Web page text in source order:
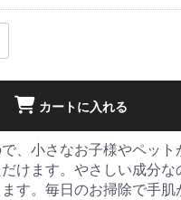
カートに入れる
、小さなお子様やペット
けます。やさしい成分な
す。毎日のお掃除で手肌